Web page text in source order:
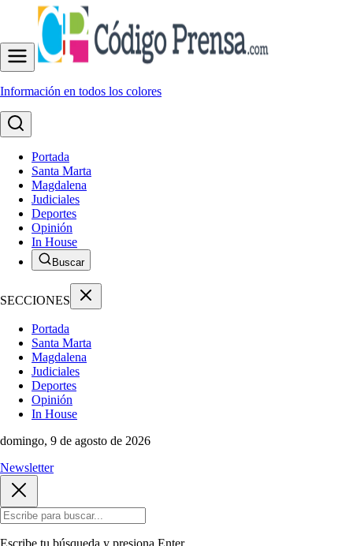
Información en todos los colores
Portada
Santa Marta
Magdalena
Judiciales
Deportes
Opinión
In House
Buscar
SECCIONES
Portada
Santa Marta
Magdalena
Judiciales
Deportes
Opinión
In House
domingo, 9 de agosto de 2026
Newsletter
Escribe tu búsqueda y presiona Enter